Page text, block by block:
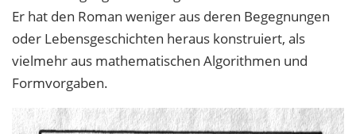
Er hat den Roman weniger aus deren Begegnungen
oder Lebensgeschichten heraus konstruiert, als
vielmehr aus mathematischen Algorithmen und
Formvorgaben.